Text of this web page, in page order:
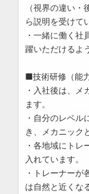
（視界の違い
ら説明を受けて
・一緒に働く
躍いただけるよ
■技術研修（能力
・入社後は、
ます。
・自分のレベ
き、メカニック
・各地域にト
入れています。
・トレーナー
は自然と近くな